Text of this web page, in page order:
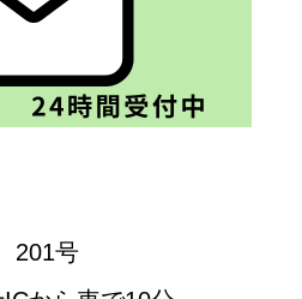
201号